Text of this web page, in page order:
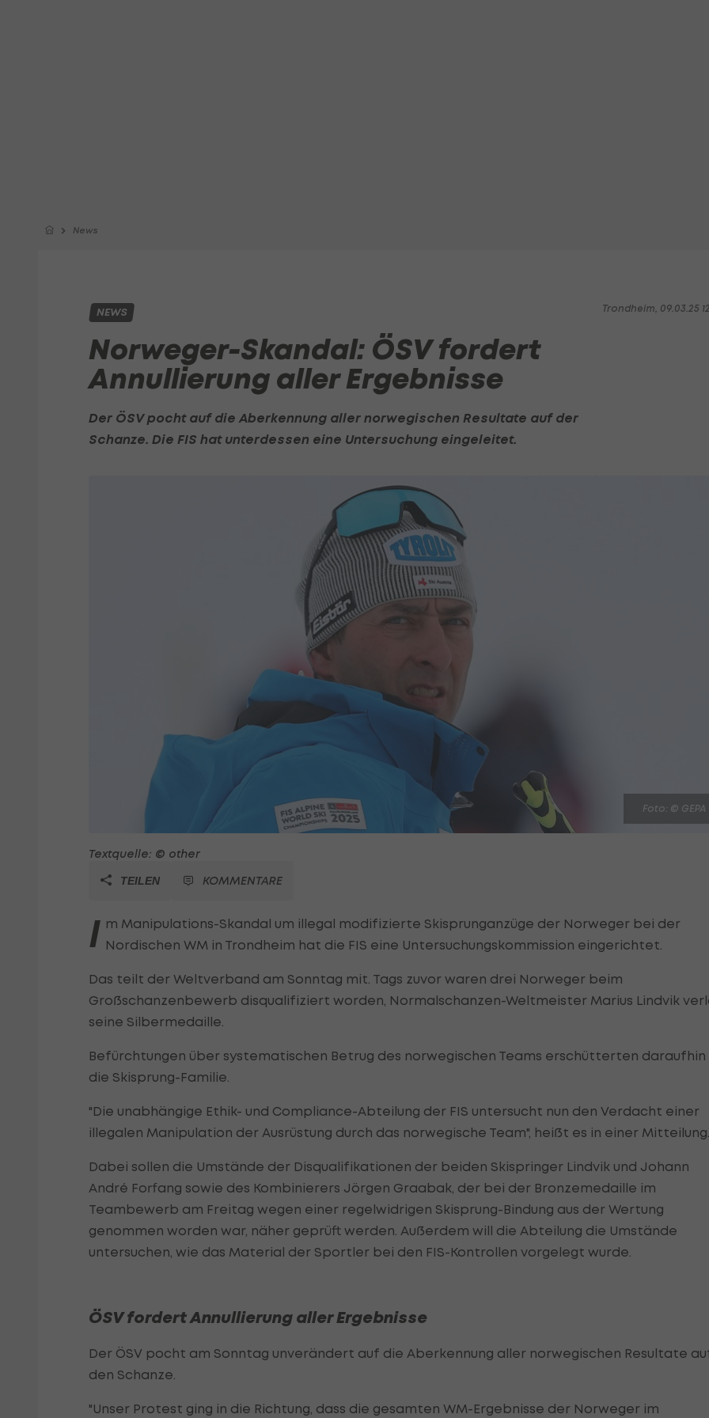
News
Trondheim, 09.03.25
NEWS
Norweger-Skandal: ÖSV fordert
Annullierung aller Ergebnisse
Der ÖSV pocht auf die Aberkennung aller norwegischen Resultate auf der
Schanze. Die FIS hat unterdessen eine Untersuchung eingeleitet.
Foto: © GEPA
Textquelle: © other
TEILEN KOMMENTARE
I m Manipulations-Skandal um illegal modifizierte Skisprunganzüge der Norweger bei der
Nordischen WM in Trondheim hat die FIS eine Untersuchungskommission eingerichtet.
Das teilt der Weltverband am Sonntag mit. Tags zuvor waren drei Norweger beim
Großschanzenbewerb disqualifiziert worden, Normalschanzen-Weltmeister Marius Lindvik
seine Silbermedaille.
Befürchtungen über systematischen Betrug des norwegischen Teams erschütterten daraufhin
die Skisprung-Familie.
"Die unabhängige Ethik- und Compliance-Abteilung der FIS untersucht nun den Verdacht einer
illegalen Manipulation der Ausrüstung durch das norwegische Team", heißt es in einer Mitteilung.
Dabei sollen die Umstände der Disqualifikationen der beiden Skispringer Lindvik und Johann
André Forfang sowie des Kombinierers Jörgen Graabak, der bei der Bronzemedaille im
Teambewerb am Freitag wegen einer regelwidrigen Skisprung-Bindung aus der Wertung
genommen worden war, näher geprüft werden. Außerdem will die Abteilung die Umstände
untersuchen, wie das Material der Sportler bei den FIS-Kontrollen vorgelegt wurde.
ÖSV fordert Annullierung aller Ergebnisse
Der ÖSV pocht am Sonntag unverändert auf die Aberkennung aller norwegischen Resultate
den Schanze.
"Unser Protest ging in die Richtung, dass die gesamten WM-Ergebnisse der Norweger im